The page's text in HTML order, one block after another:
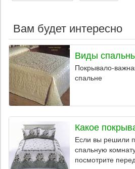
Вам будет интересно
Виды
Покрывало-
спальне
Какое
Если вы решили
спальную
посмотрите